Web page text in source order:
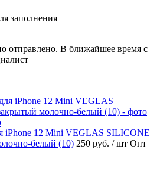
заполнения
отправлено. В ближайшее время с
iPhone 12 Mini VEGLAS SILICONE
белый (10) 250 руб. / шт Опт